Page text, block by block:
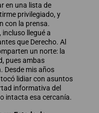
en una lista de
privilegiado, y
con la prensa.
incluso llegué a
que Derecho. Al
un norte: la
pues ambas
Desde mis años
lidiar con asuntos
informativa del
intacta esa cercanía.